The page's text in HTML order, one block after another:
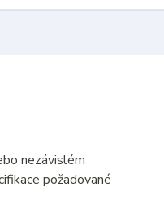
nezávislém
požadované